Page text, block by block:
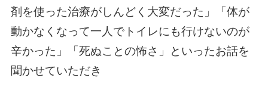
剤を使った治療がしんどく大変だった」「体が
動かなくなって一人でトイレにも行けないのが
辛かった」「死ぬことの怖さ」といったお話を
聞かせていただき